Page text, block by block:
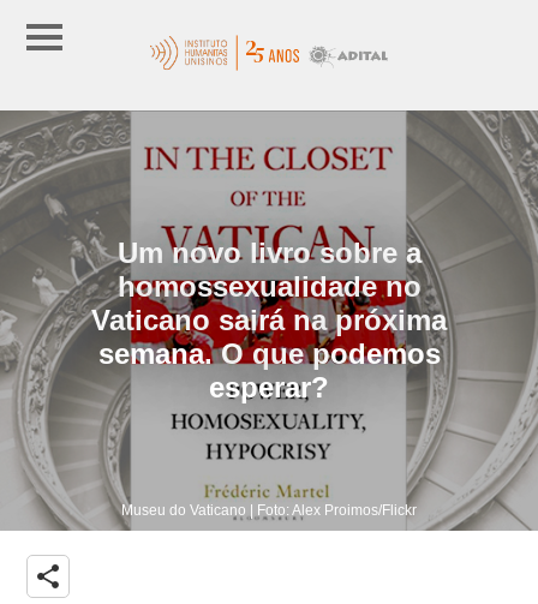
Um novo livro sobre a
homossexualidade no
Vaticano sairá na próxima
semana. O que podemos
esperar?
Museu do Vaticano | Foto: Alex Proimos/Flickr
share